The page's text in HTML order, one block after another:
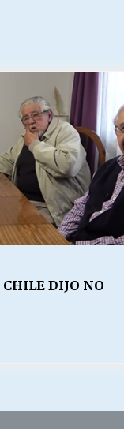
DIJO NO